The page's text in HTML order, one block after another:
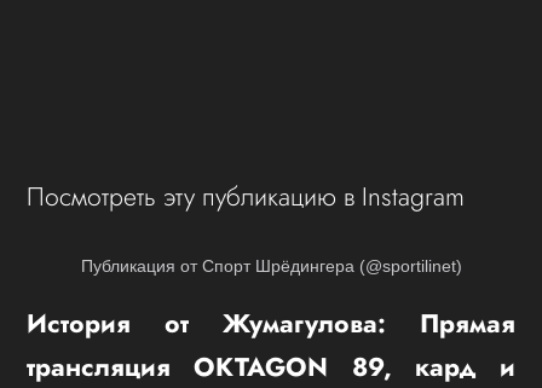
Посмотреть эту публикацию в Instagram
Публикация от Спорт Шрёдингера (@sportilinet)
История от Жумагулова: Прямая
трансляция OKTAGON 89, кард и